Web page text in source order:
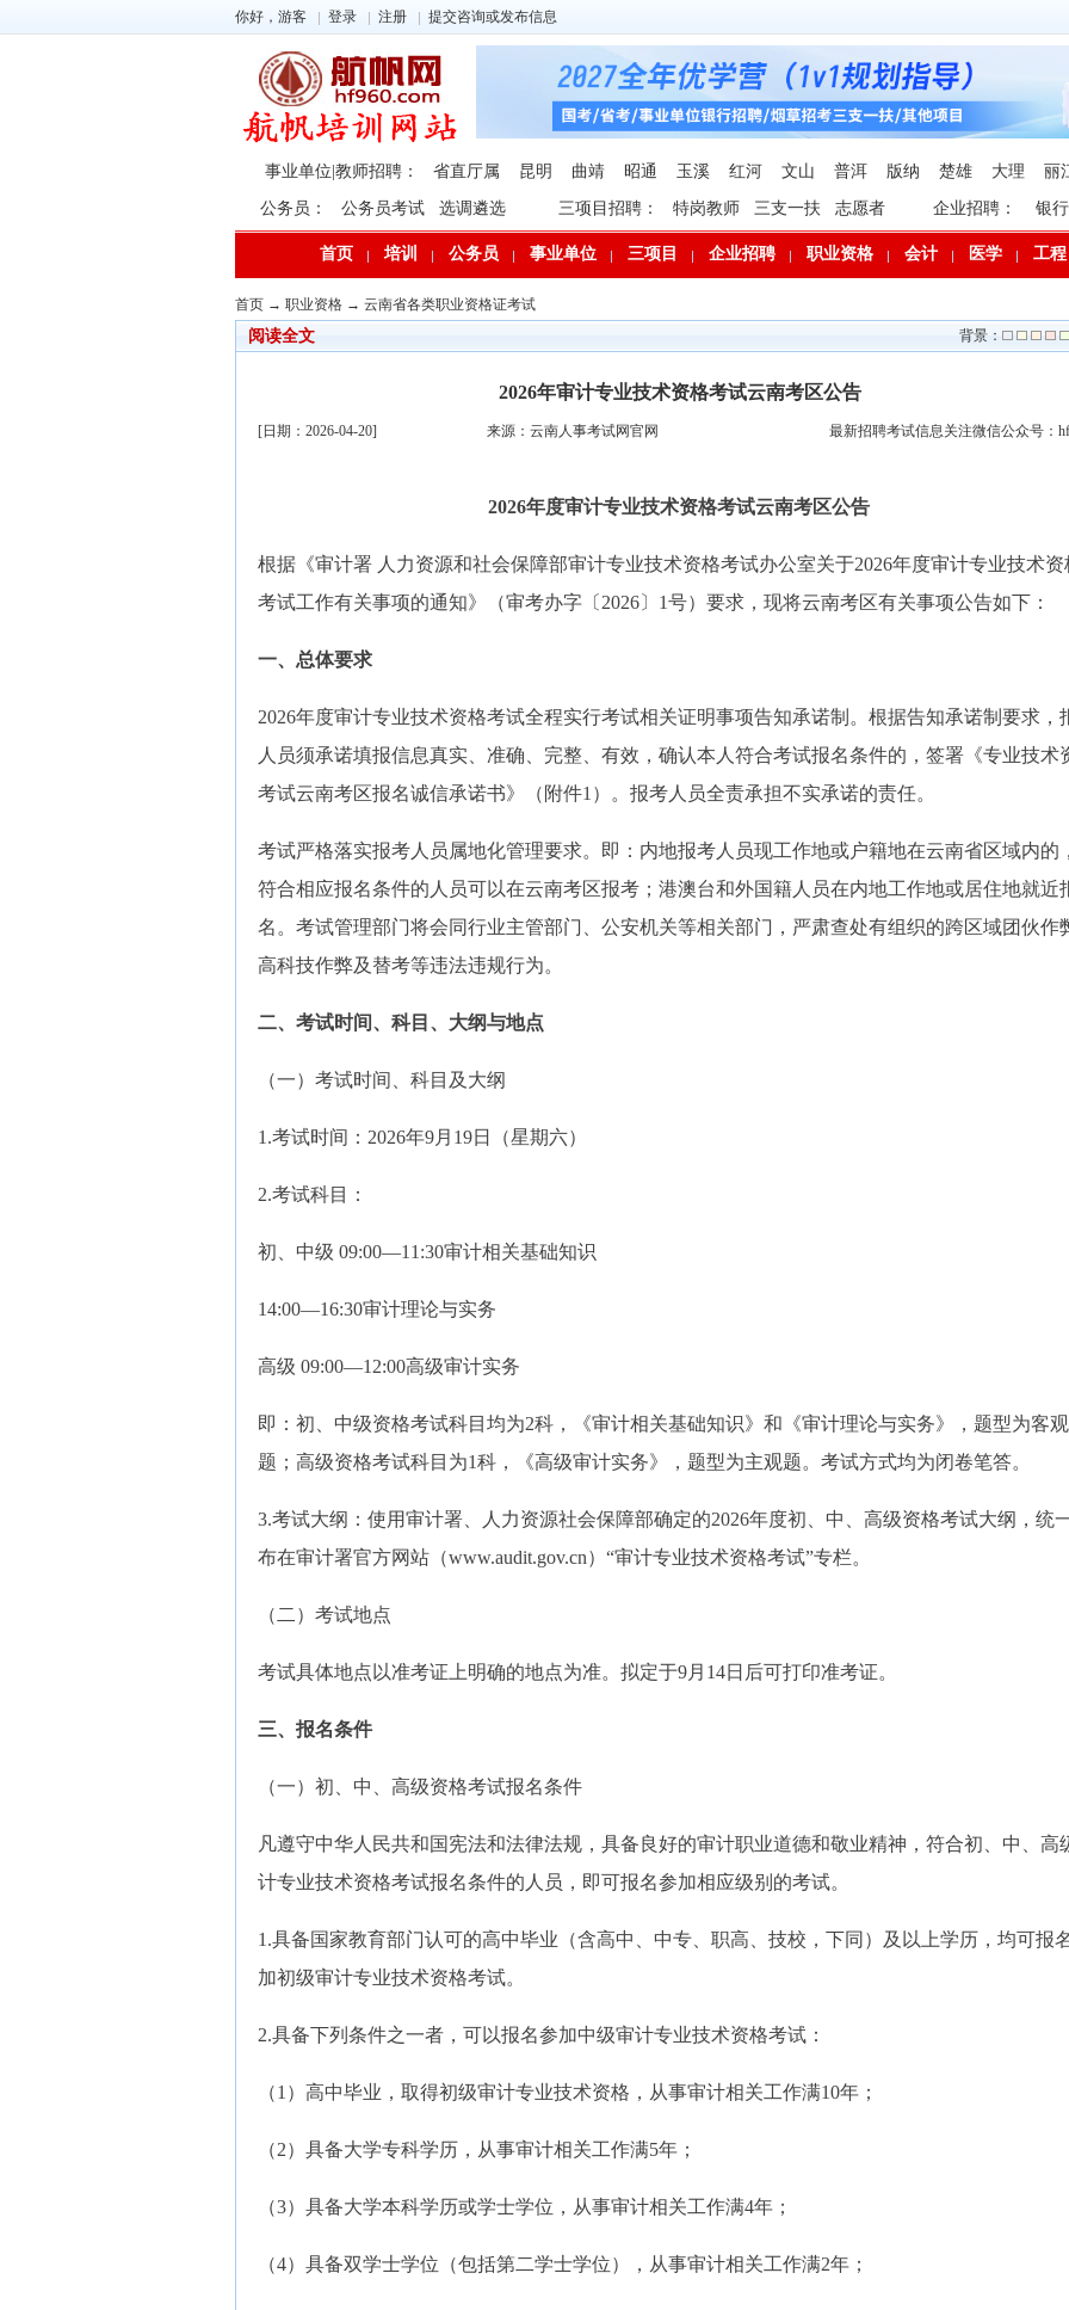
你好，游客 登录 注册 提交咨询或发布信息
事业单位|教师招聘： 省直厅属 昆明 曲靖 昭通 玉溪 红河 文山 普洱 版纳 楚雄 大理 丽
公务员： 公务员考试 选调遴选 三项目招聘： 特岗教师 三支一扶 志愿者 企业招聘： 银行
首页 培训 公务员 事业单位 三项目 企业招聘 职业资格 会计 医学 工程
首页 → 职业资格 → 云南省各类职业资格证考试
背景：
阅读全文
2026年审计专业技术资格考试云南考区公告
[日期：2026-04-20] 来源：云南人事考试网官网 最新招聘考试信息关注微信公众号：
2026年度审计专业技术资格考试云南考区公告
根据《审计署 人力资源和社会保障部审计专业技术资格考试办公室关于2026年度审计专业技术资
考试工作有关事项的通知》（审考办字〔2026〕1号）要求，现将云南考区有关事项公告如下：
一、总体要求
2026年度审计专业技术资格考试全程实行考试相关证明事项告知承诺制。根据告知承诺制要求，
人员须承诺填报信息真实、准确、完整、有效，确认本人符合考试报名条件的，签署《专业技术
考试云南考区报名诚信承诺书》（附件1）。报考人员全责承担不实承诺的责任。
考试严格落实报考人员属地化管理要求。即：内地报考人员现工作地或户籍地在云南省区域内的
符合相应报名条件的人员可以在云南考区报考；港澳台和外国籍人员在内地工作地或居住地就近
名。考试管理部门将会同行业主管部门、公安机关等相关部门，严肃查处有组织的跨区域团伙作
高科技作弊及替考等违法违规行为。
二、考试时间、科目、大纲与地点
（一）考试时间、科目及大纲
1.考试时间：2026年9月19日（星期六）
2.考试科目：
初、中级 09:00—11:30审计相关基础知识
14:00—16:30审计理论与实务
高级 09:00—12:00高级审计实务
即：初、中级资格考试科目均为2科，《审计相关基础知识》和《审计理论与实务》，题型为客观
题；高级资格考试科目为1科，《高级审计实务》，题型为主观题。考试方式均为闭卷笔答。
3.考试大纲：使用审计署、人力资源社会保障部确定的2026年度初、中、高级资格考试大纲，统
布在审计署官方网站（www.audit.gov.cn）“审计专业技术资格考试”专栏。
（二）考试地点
考试具体地点以准考证上明确的地点为准。拟定于9月14日后可打印准考证。
三、报名条件
（一）初、中、高级资格考试报名条件
凡遵守中华人民共和国宪法和法律法规，具备良好的审计职业道德和敬业精神，符合初、中、高
计专业技术资格考试报名条件的人员，即可报名参加相应级别的考试。
1.具备国家教育部门认可的高中毕业（含高中、中专、职高、技校，下同）及以上学历，均可报
加初级审计专业技术资格考试。
2.具备下列条件之一者，可以报名参加中级审计专业技术资格考试：
（1）高中毕业，取得初级审计专业技术资格，从事审计相关工作满10年；
（2）具备大学专科学历，从事审计相关工作满5年；
（3）具备大学本科学历或学士学位，从事审计相关工作满4年；
（4）具备双学士学位（包括第二学士学位），从事审计相关工作满2年；